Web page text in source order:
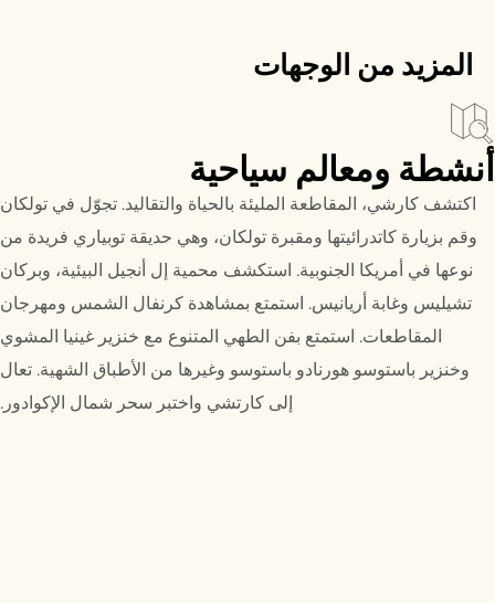
المزيد من الوجهات
أنشطة ومعالم سياحية
اكتشف كارشي، المقاطعة المليئة بالحياة والتقاليد. تجوّل في تولكان
وقم بزيارة كاتدرائيتها ومقبرة تولكان، وهي حديقة توبياري فريدة من
نوعها في أمريكا الجنوبية. استكشف محمية إل أنجيل البيئية، وبركان
تشيليس وغابة أريانيس. استمتع بمشاهدة كرنفال الشمس ومهرجان
المقاطعات. استمتع بفن الطهي المتنوع مع خنزير غينيا المشوي
وخنزير باستوسو هورنادو باستوسو وغيرها من الأطباق الشهية. تعال
إلى كارتشي واختبر سحر شمال الإكوادور.